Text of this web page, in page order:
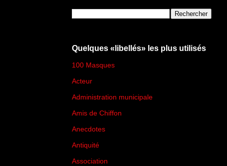
Quelques «libellés» les plus utilisés
100 Masques
Acteur
Administration municipale
Amis de Chiffon
Anecdotes
Antiquité
Association